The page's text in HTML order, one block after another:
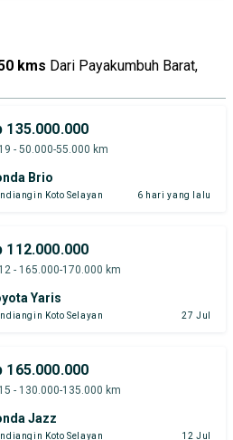
kms Dari Payakumbuh Barat,
135.000.000
- 50.000-55.000 km
Brio
Koto Selayan 6 hari yang lalu
112.000.000
- 165.000-170.000 km
Yaris
Koto Selayan 27 Jul
165.000.000
- 130.000-135.000 km
Jazz
Koto Selayan 12 Jul